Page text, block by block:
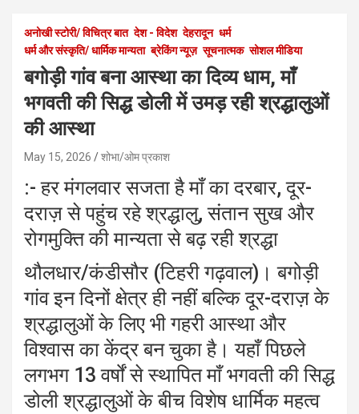
अनोखी स्टोरी/ विचित्र बात देश - विदेश देहरादून धर्म
धर्म और संस्कृति/ धार्मिक मान्यता ब्रेकिंग न्यूज़ सूचनात्मक सोशल मीडिया
बगोड़ी गांव बना आस्था का दिव्य धाम, माँ
भगवती की सिद्ध डोली में उमड़ रही श्रद्धालुओं
की आस्था
May 15, 2026 शोभा/ओम प्रकाश
:- हर मंगलवार सजता है माँ का दरबार, दूर-
दराज़ से पहुंच रहे श्रद्धालु, संतान सुख और
रोगमुक्ति की मान्यता से बढ़ रही श्रद्धा
थौलधार/कंडीसौर (टिहरी गढ़वाल)। बगोड़ी
गांव इन दिनों क्षेत्र ही नहीं बल्कि दूर-दराज़ के
श्रद्धालुओं के लिए भी गहरी आस्था और
विश्वास का केंद्र बन चुका है। यहाँ पिछले
लगभग 13 वर्षों से स्थापित माँ भगवती की सिद्ध
डोली श्रद्धालुओं के बीच विशेष धार्मिक महत्व